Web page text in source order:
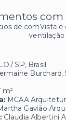
de comVista
ventilação
/ SP, Brasil
Burchard,
m²
MCAA
Gavião
Claudia Albertini